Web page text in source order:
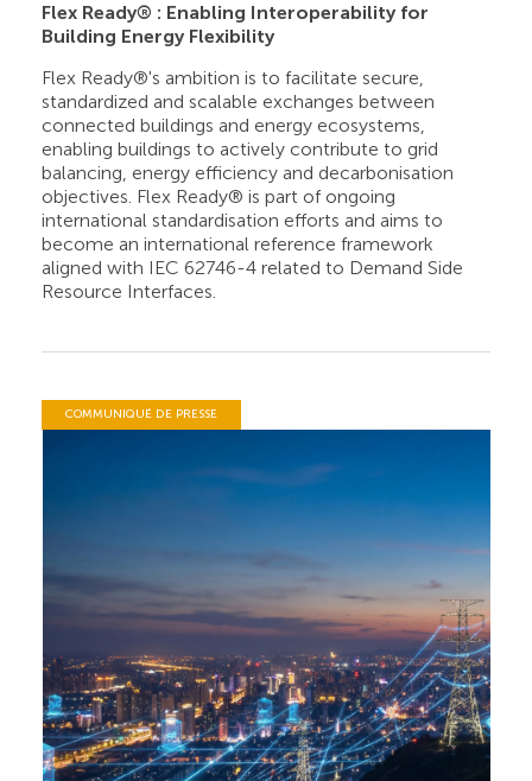
Flex Ready® : Enabling Interoperability for
Building Energy Flexibility
Flex Ready®'s ambition is to facilitate secure,
standardized and scalable exchanges between
connected buildings and energy ecosystems,
enabling buildings to actively contribute to grid
balancing, energy efficiency and decarbonisation
objectives. Flex Ready® is part of ongoing
international standardisation efforts and aims to
become an international reference framework
aligned with IEC 62746-4 related to Demand Side
Resource Interfaces.
COMMUNIQUÉ DE PRESSE